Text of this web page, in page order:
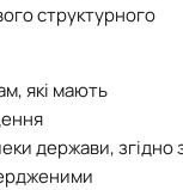
структурного
які мають
держави, згідно